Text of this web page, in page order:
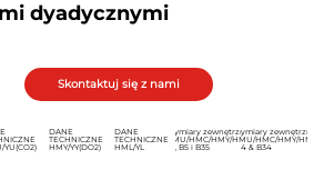
dyadycznymi
Skontaktuj się z nami
YU(CO2)
DANE
TECHNICZNE
HMY/YY(DO2)
DANE
TECHNICZNE
HML/YL
Wymiary zewnętrzne
HMU/HMC/HMY/HML
B3, B5 i B35
Wymiary zewnętrzne
HMU/HMC/HMY/HML
B14 & B34